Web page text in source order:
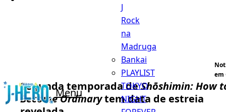
Menu
J
Rock
na
Madruga
Bankai
PLAYLIST
TOKYO
NIGHT
em
Segunda temporada deShōshimin: How
Become Ordinarytem data de estreia